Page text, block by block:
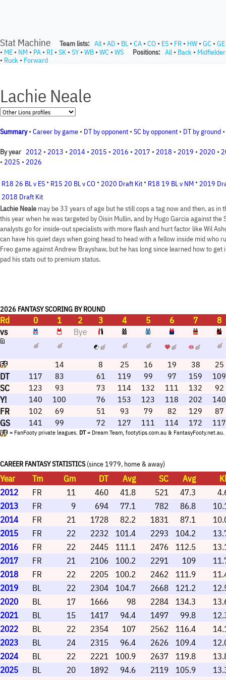
Stat Machine Team lists: All • AD • BL • CA • CO • ES • FR • HW • GC • GE
• ME • NM • PA • RI • SK • SY• WB • WC • WS Positions: All • Back • Midfielder
• Ruck • Forward